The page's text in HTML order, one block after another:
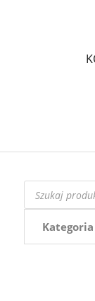
Wyszukiwarka
produktów